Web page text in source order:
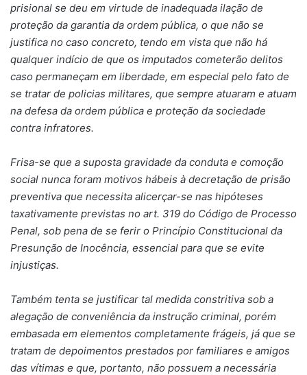
prisional se deu em virtude de inadequada ilação de
proteção da garantia da ordem pública, o que não se
justifica no caso concreto, tendo em vista que não há
qualquer indício de que os imputados cometerão delitos
caso permaneçam em liberdade, em especial pelo fato de
se tratar de policias militares, que sempre atuaram e atuam
na defesa da ordem pública e proteção da sociedade
contra infratores.
Frisa-se que a suposta gravidade da conduta e comoção
social nunca foram motivos hábeis à decretação de prisão
preventiva que necessita alicerçar-se nas hipóteses
taxativamente previstas no art. 319 do Código de Processo
Penal, sob pena de se ferir o Princípio Constitucional da
Presunção de Inocência, essencial para que se evite
injustiças.
Também tenta se justificar tal medida constritiva sob a
alegação de conveniência da instrução criminal, porém
embasada em elementos completamente frágeis, já que se
tratam de depoimentos prestados por familiares e amigos
das vítimas e que, portanto, não possuem a necessária